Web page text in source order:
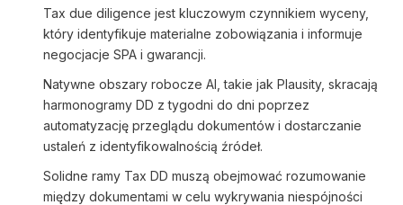
Tax due diligence jest kluczowym czynnikiem wyceny,
który identyfikuje materialne zobowiązania i informuje
negocjacje SPA i gwarancji.
Natywne obszary robocze AI, takie jak Plausity, skracają
harmonogramy DD z tygodni do dni poprzez
automatyzację przeglądu dokumentów i dostarczanie
ustaleń z identyfikowalnością źródeł.
Solidne ramy Tax DD muszą obejmować rozumowanie
między dokumentami w celu wykrywania niespójności